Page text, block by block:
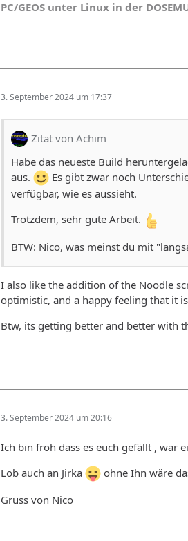
PC/GEOS unter Linux in der
3. September 2024 um 17:37
Zitat von Achim
Habe das neueste Build
aus.
Es gibt zwar noch
verfügbar, wie es aussieht.
Trotzdem, sehr gute Arbeit.
BTW: Nico, was meinst du mit
I also like the addition of the Noodle
optimistic, and a happy feeling that it
Btw, its getting better and better with
3. September 2024 um 20:16
Ich bin froh dass es euch gefällt , war
Lob auch an Jirka
ohne Ihn wäre
Gruss von Nico